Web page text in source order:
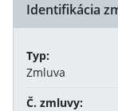
Identifikácia
Typ:
Zmluva
Č. zmluvy: